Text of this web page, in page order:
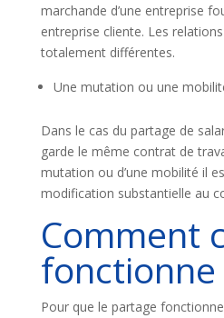
marchande d’une entreprise
entreprise cliente. Les
totalement différentes.
Une mutation ou une
Dans le cas du partage de
garde le même contrat de
mutation ou d’une mobilité il
modification substantielle au
Comment
fonctionne
Pour que le partage